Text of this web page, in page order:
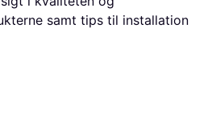
samt tips til installation